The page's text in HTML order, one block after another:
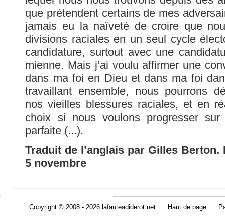
que prétendent certains de mes
jamais eu la naïveté de croire que
divisions raciales en un seul cycle
candidature, surtout avec une
mienne. Mais j’ai voulu affirmer une
dans ma foi en Dieu et dans ma foi
travaillant ensemble, nous pourrons
nos vieilles blessures raciales, et en
choix si nous voulons progresser
parfaite (...).
Traduit de l’anglais par Gilles
5 novembre
Copyright © 2008 - 2026 lafauteadiderot.net Haut de page